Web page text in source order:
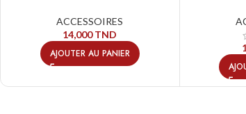
ACCESSOIRES
14,000TND
AJOUTER AU PANIER